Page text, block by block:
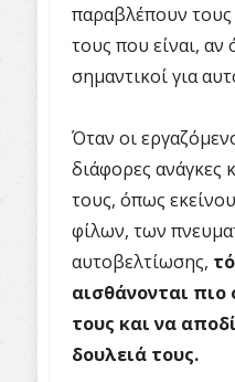
παραβλέπουν τους
τους που είναι, αν
σημαντικοί για
Όταν οι
διάφορες ανάγκες
τους, όπως
φίλων, των
αυτοβελτίωσης,
αισθάνονται πιο
τους και να
δουλειά τους.